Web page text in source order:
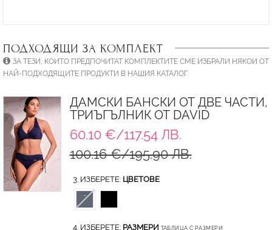
ПОДХОДЯЩИ ЗА КОМПЛЕКТ
ЗА ТЕЗИ, КОИТО ПРЕДПОЧИТАТ КОМПЛЕКТИТЕ СМЕ ИЗБРАЛИ НЯКОИ ОТ
НАЙ-ПОДХОДЯЩИТЕ ПРОДУКТИ В НАШИЯ КАТАЛОГ.
ДАМСКИ БАНСКИ ОТ ДВЕ ЧАСТИ,
ТРИЪГЪЛНИК ОТ DAVID
60.10 €/117.54 ЛВ.
100.16 €/195.90 ЛВ.
3. ИЗБЕРЕТЕ: ЦВЕТОВЕ
4. ИЗБЕРЕТЕ: РАЗМЕРИ ТАБЛИЦА С РАЗМЕРИ